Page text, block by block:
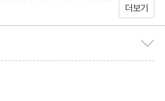
!
는 압도적 경험!
더보기